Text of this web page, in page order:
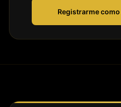
Registrarme